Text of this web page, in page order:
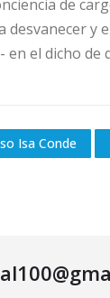
de
el dicho
Isa Conde